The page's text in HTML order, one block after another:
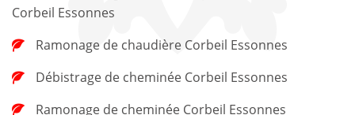
Corbeil Essonnes
Ramonage de chaudière Corbeil Essonnes
Débistrage de cheminée Corbeil Essonnes
Ramonage de cheminée Corbeil Essonnes